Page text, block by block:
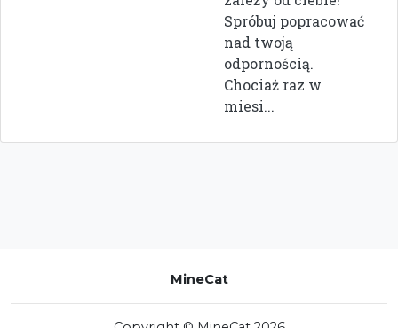
Spróbuj popracować
nad twoją
odpornością.
Chociaż raz w
miesi...
MineCat